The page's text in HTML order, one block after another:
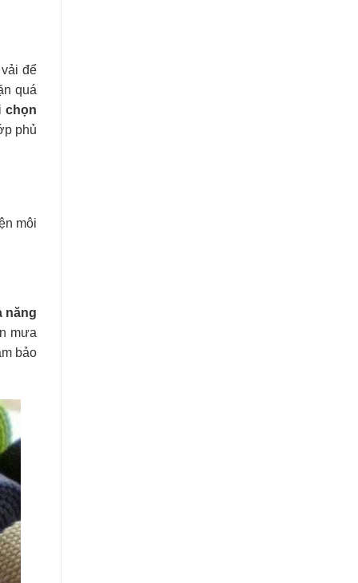
để
quá
chọn
phủ
môi
năng
mưa
bảo